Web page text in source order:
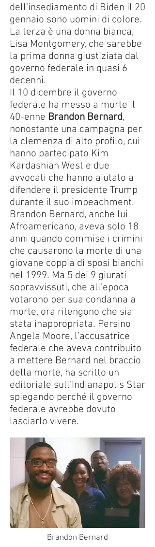
dell'insediamento di Biden il 20
gennaio sono uomini di colore.
La terza è una donna bianca,
Lisa Montgomery, che sarebbe
la prima donna giustiziata dal
governo federale in quasi 6
decenni.
Il 10 dicembre il governo
federale ha messo a morte il
40-enne Brandon Bernard,
nonostante una campagna per
la clemenza di alto profilo, cui
hanno partecipato Kim
Kardashian West e due
avvocati che hanno aiutato a
difendere il presidente Trump
durante il suo impeachment.
Brandon Bernard, anche lui
Afroamericano, aveva solo 18
anni quando commise i crimini
che causarono la morte di una
giovane coppia di sposi bianchi
nel 1999. Ma 5 dei 9 giurati
sopravvissuti, che all’epoca
votarono per sua condanna a
morte, ora ritengono che sia
stata inappropriata. Persino
Angela Moore, l’accusatrice
federale che aveva contribuito
a mettere Bernard nel braccio
della morte, ha scritto un
editoriale sull'Indianapolis Star
spiegando perché il governo
federale avrebbe dovuto
lasciarlo vivere.
Brandon Bernard